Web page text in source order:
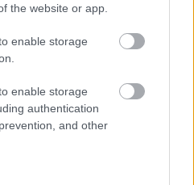
the website or app.
enable storage
enable storage
authentication
and other